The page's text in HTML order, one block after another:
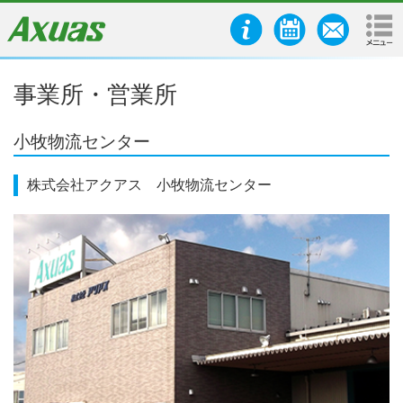
事業所・営業所
小牧物流センター
株式会社アクアス 小牧物流センター